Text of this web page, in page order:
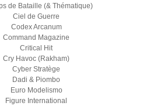
de Bataille (& Thématique)
Ciel de Guerre
Codex Arcanum
Command Magazine
Critical Hit
Cry Havoc (Rakham)
Cyber Stratège
Dadi & Piombo
Euro Modelismo
Figure International